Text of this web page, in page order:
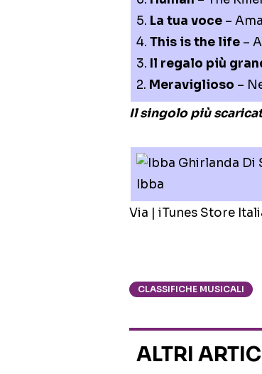
5. La tua voce –
4. This is the life –
3. Il regalo più
2. Meraviglioso –
Il singolo più
Ibba
Via | iTunes Store
CLASSIFICHE MUSICALI
ALTRI